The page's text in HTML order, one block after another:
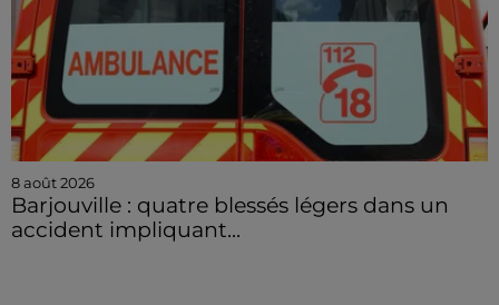
8 août 2026
Barjouville : quatre blessés légers dans un
accident impliquant...